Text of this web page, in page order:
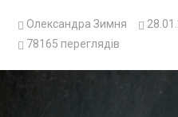
Олександра Зимня
78165 переглядів